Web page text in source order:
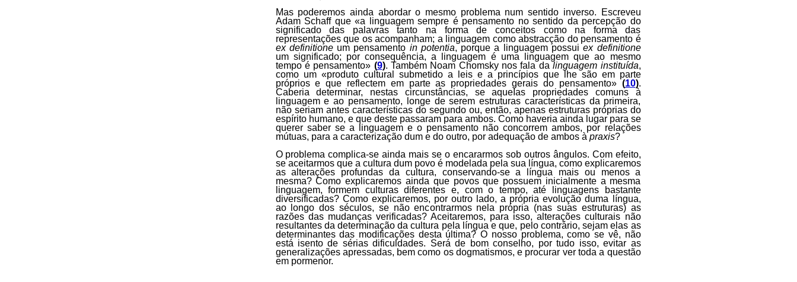
Mas poderemos ainda abordar o mesmo problema num sentido inverso. Escreveu
Adam Schaff que «a linguagem sempre é pensamento no sentido da percepção do
significado das palavras tanto na forma de conceitos como na forma das
representações que os acompanham; a linguagem como abstracção do pensamento é
ex definitioneum pensamento in potentia, porque a linguagem possuiex definitione
um significado; por consequência, a linguagem é uma linguagem que ao mesmo
tempo é pensamento» (9). Também Noam Chomsky nos fala dalinguagem instituída,
como um «produto cultural submetido a leis e a princípios que lhe são em parte
próprios e que reflectem em parte as propriedades gerais do pensamento» (10).
Caberia determinar, nestas circunstâncias, se aqueIas propriedades comuns à
linguagem e ao pensamento, longe de serem estruturas características da primeira,
não seriam antes características do segundo ou, então, apenas estruturas próprias do
espírito humano, e que deste passaram para ambos. Como haveria ainda lugar para se
querer saber se a linguagem e o pensamento não concorrem ambos, por relações
mútuas, para a caracterização dum e do outro, por adequação de ambos à praxis?
O problema complica-se ainda mais se o encararmos sob outros ângulos. Com efeito,
se aceitarmos que a cultura dum povo é modelada pela sua língua, como explicaremos
as alterações profundas da cultura, conservando-se a língua mais ou menos a
mesma? Como explicaremos ainda que povos que possuem inicialmente a mesma
linguagem, formem culturas diferentes e, com o tempo, até linguagens bastante
diversificadas? Como explicaremos, por outro lado, a própria evolução duma língua,
ao longo dos séculos, se não encontrarmos nela própria (nas suas estruturas) as
razões das mudanças verificadas? Aceitaremos, para isso, alterações culturais não
resultantes da determinação da cultura pela língua e que, pelo contrário, sejam elas as
determinantes das modificações desta última? O nosso problema, como se vê, não
está isento de sérias dificuldades. Será de bom conselho, por tudo isso, evitar as
generalizações apressadas, bem como os dogmatismos, e procurar ver toda a questão
em pormenor.